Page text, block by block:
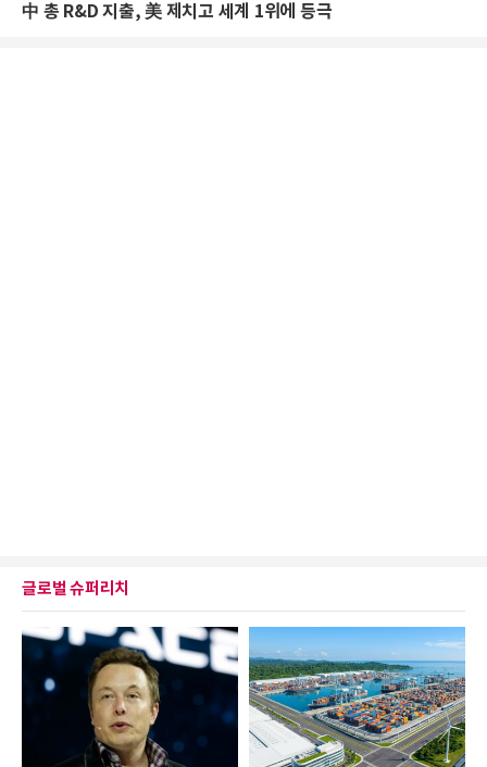
中 총 R&D 지출, 美 제치고 세계 1위에 등극
글로벌 슈퍼리치